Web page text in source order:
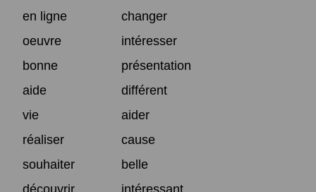
en ligne
changer
oeuvre
intéresser
bonne
présentation
aide
différent
vie
aider
réaliser
cause
souhaiter
belle